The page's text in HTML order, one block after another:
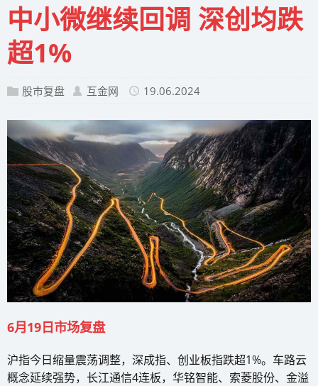
中小微继续回调 深创均跌
超1%
股市复盘 互金网 19.06.2024
6月19日市场复盘
沪指今日缩量震荡调整，深成指、创业板指跌超1%。车路云
概念延续强势，长江通信4连板，华铭智能、索菱股份、金溢